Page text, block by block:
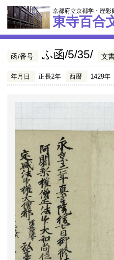
京都府立京都学・歴彩
東寺百合
函/番号 ふ函/5/35/ 文
年月日 正長2年 西暦 1429年